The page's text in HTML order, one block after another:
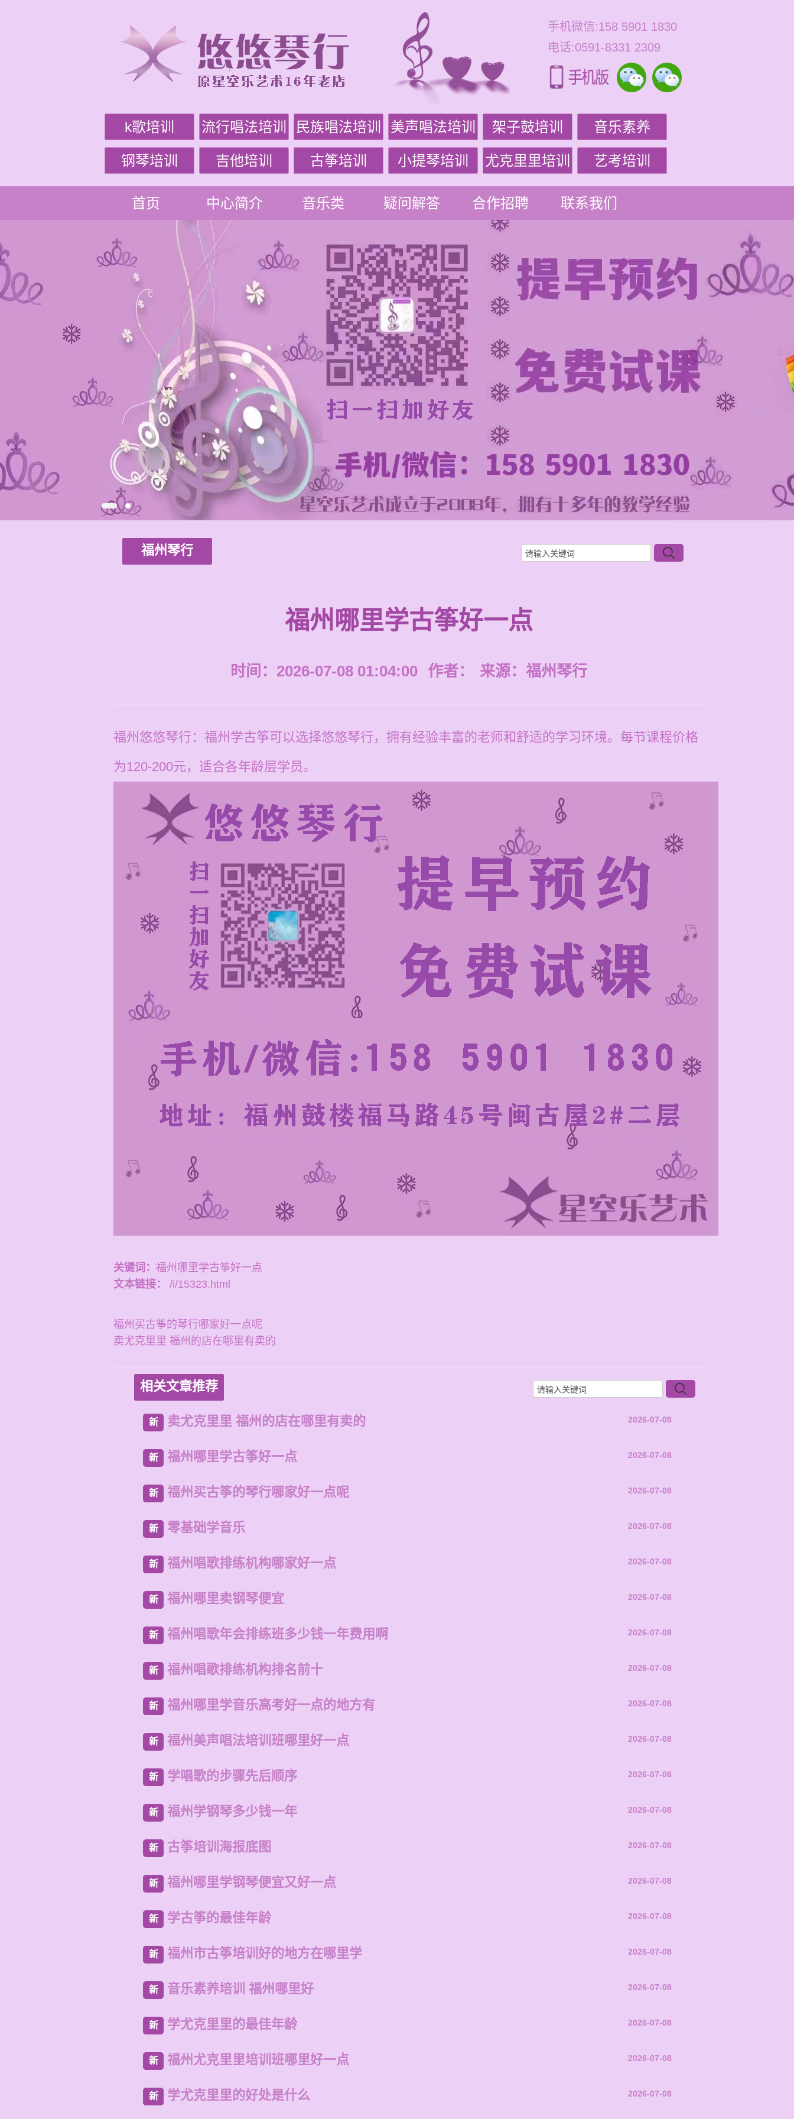
手机微信:158 5901 1830
电话:0591-8331 2309
k歌培训 流行唱法培训 民族唱法培训 美声唱法培训 架子鼓培训 音乐素养
钢琴培训 吉他培训 古筝培训 小提琴培训 尤克里里培训 艺考培训
首页 中心简介 音乐类 疑问解答 合作招聘 联系我们
福州琴行
福州哪里学古筝好一点
时间：2026-07-08 01:04:00 作者： 来源： 福州琴行
福州悠悠琴行：福州学古筝可以选择悠悠琴行，拥有经验丰富的老师和舒适的学习环境。每节课程价格
为120-200元，适合各年龄层学员。
关键词： 福州哪里学古筝好一点
文本链接：
/i/15323.html
福州买古筝的琴行哪家好一点呢
卖尤克里里 福州的店在哪里有卖的
相关文章推荐
新 卖尤克里里 福州的店在哪里有卖的 2026-07-08
新 福州哪里学古筝好一点 2026-07-08
新 福州买古筝的琴行哪家好一点呢 2026-07-08
新 零基础学音乐 2026-07-08
新 福州唱歌排练机构哪家好一点 2026-07-08
新 福州哪里卖钢琴便宜 2026-07-08
新 福州唱歌年会排练班多少钱一年费用啊 2026-07-08
新 福州唱歌排练机构排名前十 2026-07-08
新 福州哪里学音乐高考好一点的地方有 2026-07-08
新 福州美声唱法培训班哪里好一点 2026-07-08
新 学唱歌的步骤先后顺序 2026-07-08
新 福州学钢琴多少钱一年 2026-07-08
新 古筝培训海报底图 2026-07-08
新 福州哪里学钢琴便宜又好一点 2026-07-08
新 学古筝的最佳年龄 2026-07-08
新 福州市古筝培训好的地方在哪里学 2026-07-08
新 音乐素养培训 福州哪里好 2026-07-08
新 学尤克里里的最佳年龄 2026-07-08
新 福州尤克里里培训班哪里好一点 2026-07-08
新 学尤克里里的好处是什么 2026-07-08